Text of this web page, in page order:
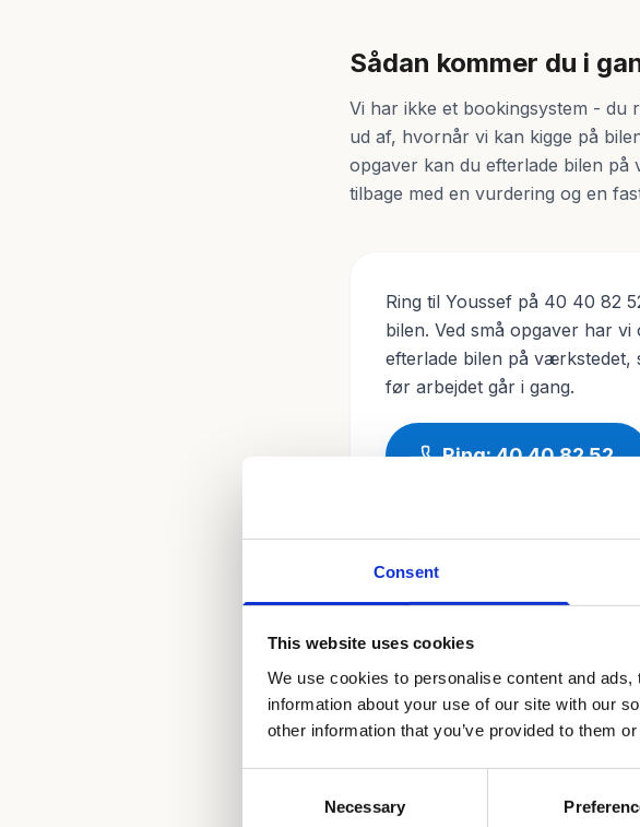
Consent
This website uses cookies
We use cookies to personalise content and
information about your use of our site with our
other information that you’ve provided to them
Necessary
Sådan kommer du i
Vi har ikke et bookingsystem - du
ud af, hvornår vi kan kigge på
opgaver kan du efterlade bilen
tilbage med en vurdering og en
Ring til Youssef på 40 40 82
bilen. Ved små opgaver har
efterlade bilen på værkstedet,
før arbejdet går i gang.
Ring:40 40 82 52
Relaterede ydelser
Serviceeftersyn